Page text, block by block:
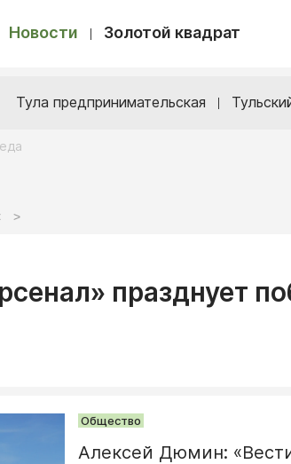
Новости Золотой квадрат
Тула предпринимательская
>
празднует
Общество
Алексей Дюмин: